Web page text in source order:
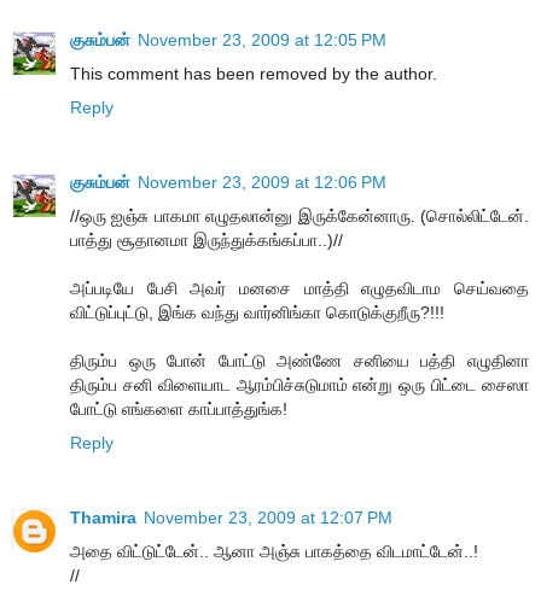
குசும்பன் November 23, 2009 at 12:05 PM
This comment has been removed by the author.
Reply
குசும்பன் November 23, 2009 at 12:06 PM
//ஒரு ஐஞ்சு பாகமா எழுதலான்னு இருக்கேன்னாரு. (சொல்லிட்டேன்.
பாத்து சூதானமா இருந்துக்கங்கப்பா..)//
அப்படியே பேசி அவர் மனசை மாத்தி எழுதவிடாம செய்வதை
விட்டுப்புட்டு, இங்க வந்து வார்னிங்கா கொடுக்குறீரு?!!!
திரும்ப ஒரு போன் போட்டு அண்ணே சனியை பத்தி எழுதினா
திரும்ப சனி விளையாட ஆரம்பிச்சுடுமாம் என்று ஒரு பிட்டை சைஸா
போட்டு எங்களை காப்பாத்துங்க!
Reply
Thamira November 23, 2009 at 12:07 PM
அதை விட்டுட்டேன்.. ஆனா அஞ்சு பாகத்தை விடமாட்டேன்..!
//